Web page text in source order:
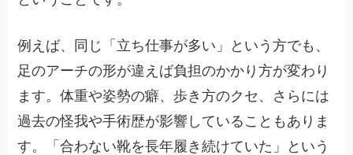
例えば、同じ「立ち仕事が多い」という方でも、
足のアーチの形が違えば負担のかかり方が変わり
ます。体重や姿勢の癖、歩き方のクセ、さらには
過去の怪我や手術歴が影響していることもありま
す。「合わない靴を長年履き続けていた」という